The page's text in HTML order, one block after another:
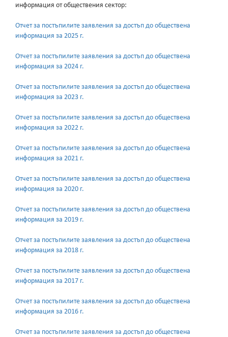
информация от обществения сектор:
Отчет за постъпилите заявления за достъп до обществена
информация за 2025 г.
Отчет за постъпилите заявления за достъп до обществена
информация за 2024 г.
Отчет за постъпилите заявления за достъп до обществена
информация за 2023 г.
Отчет за постъпилите заявления за достъп до обществена
информация за 2022 г.
Отчет за постъпилите заявления за достъп до обществена
информация за 2021 г.
Отчет за постъпилите заявления за достъп до обществена
информация за 2020 г.
Отчет за постъпилите заявления за достъп до обществена
информация за 2019 г.
Отчет за постъпилите заявления за достъп до обществена
информация за 2018 г.
Отчет за постъпилите заявления за достъп до обществена
информация за 2017 г.
Отчет за постъпилите заявления за достъп до обществена
информация за 2016 г.
Отчет за постъпилите заявления за достъп до обществена